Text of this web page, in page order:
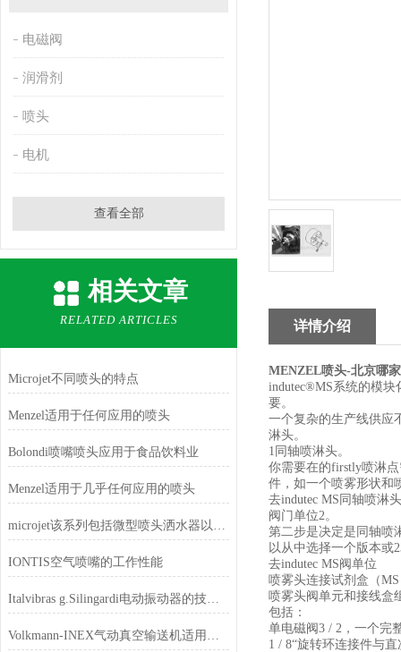
电磁阀
润滑剂
喷头
电机
查看全部
相关文章
RELATED ARTICLES
Microjet不同喷头的特点
Menzel适用于任何应用的喷头
Bolondi喷嘴喷头应用于食品饮料业
Menzel适用于几乎任何应用的喷头
microjet该系列包括微型喷头洒水器以及不同类型的喷头
IONTIS空气喷嘴的工作性能
Italvibras g.Silingardi电动振动器的技术特点
Volkmann-INEX气动真空输送机适用于危险应用和爆炸区域
详情介绍
MENZEL喷头-北京哪
indutec®MS系统的模
要。
一个复杂的生产线供应
淋头。
1同轴喷淋头。
你需要在的firstly喷淋
件，如一个喷雾形状和
去indutec MS同轴喷淋头
阀门单位2。
第二步是决定是同轴喷
以从中选择一个版本或
去indutec MS阀单位
喷雾头连接试剂盒（
喷雾头阀单元和接线盒
包括：
单电磁阀3 / 2，一个完
1 / 8“旋转环连接件与